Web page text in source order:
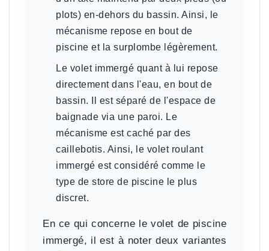
plots) en-dehors du bassin. Ainsi, le
mécanisme repose en bout de
piscine et la surplombe légèrement.
Le volet immergé quant à lui repose
directement dans l'eau, en bout de
bassin. Il est séparé de l'espace de
baignade via une paroi. Le
mécanisme est caché par des
caillebotis. Ainsi, le volet roulant
immergé est considéré comme le
type de store de piscine le plus
discret.
En ce qui concerne le volet de piscine
immergé, il est à noter deux variantes